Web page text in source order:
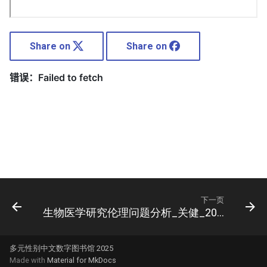
Share on Share on
下一页
生物医学研究伦理问题分析_关健_2011
多元性别中文数字图书馆 2025
Made with Material for MkDocs